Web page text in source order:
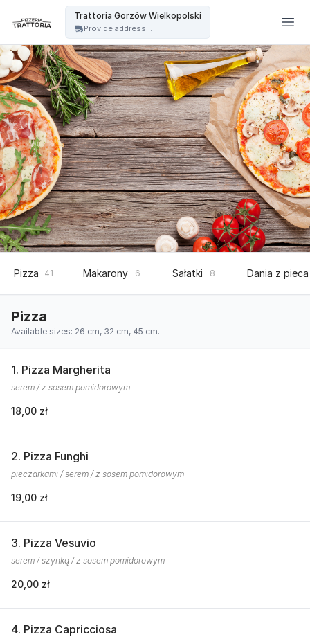
Trattoria Gorzów Wielkopolski
Provide address...
Pizza 41 Makarony 6 Sałatki 8 Dania z pieca
Pizza
Available sizes: 26 cm, 32 cm, 45 cm.
1. Pizza Margherita
serem / z sosem pomidorowym
18,00 zł
2. Pizza Funghi
pieczarkami / serem / z sosem pomidorowym
19,00 zł
3. Pizza Vesuvio
serem / szynką / z sosem pomidorowym
20,00 zł
4. Pizza Capricciosa